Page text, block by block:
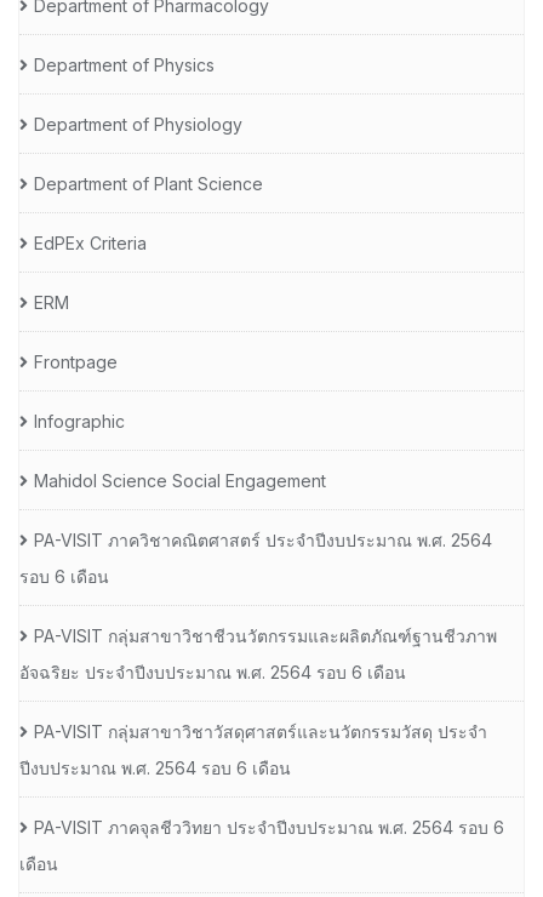
Department of Pharmacology
Department of Physics
Department of Physiology
Department of Plant Science
EdPEx Criteria
ERM
Frontpage
Infographic
Mahidol Science Social Engagement
PA-VISIT ภาควิชาคณิตศาสตร์ ประจำปีงบประมาณ พ.ศ. 2564
รอบ 6 เดือน
PA-VISIT กลุ่มสาขาวิชาชีวนวัตกรรมและผลิตภัณฑ์ฐานชีวภาพ
อัจฉริยะ ประจำปีงบประมาณ พ.ศ. 2564 รอบ 6 เดือน
PA-VISIT กลุ่มสาขาวิชาวัสดุศาสตร์และนวัตกรรมวัสดุ ประจำ
ปีงบประมาณ พ.ศ. 2564 รอบ 6 เดือน
PA-VISIT ภาคจุลชีววิทยา ประจำปีงบประมาณ พ.ศ. 2564 รอบ 6
เดือน